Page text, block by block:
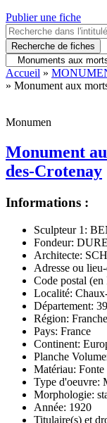
Publier une fiche
Recherche de fiches
Accueil »
» Monument aux
Monumen
Monument
des-Crotenay
Informations :
Sculpteur 1:
Fondeur:
Architecte:
Adresse ou
Code postal (en
Localité:
Département:
Région:
Pays: France
Continent:
Planche
Matériau: Fonte
Type d'oeuvre:
Morphologie:
Année: 1920
Titulaire(s) et